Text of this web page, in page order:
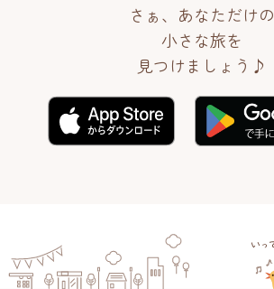
さぁ、あなただけの
小さな旅を
見つけましょう♪